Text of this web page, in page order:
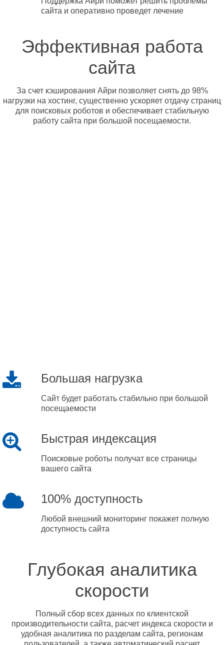
сайта и оперативно проведет лечение
Эффективная работа
сайта
За счет кэширования Айри позволяет снять до 98%
нагрузки на хостинг, существенно ускоряет отдачу страниц
для поисковых роботов и обеспечивает стабильную
работу сайта при большой посещаемости.
Большая нагрузка
Сайт будет работать стабильно при большой
посещаемости
Быстрая индексация
Поисковые роботы получат все страницы
вашего сайта
100% доступность
Любой внешний мониторинг покажет полную
доступность сайта
Глубокая аналитика
скорости
Полный сбор всех данных по клиентской
производительности сайта, расчет индекса скорости и
удобная аналитика по разделам сайта, регионам